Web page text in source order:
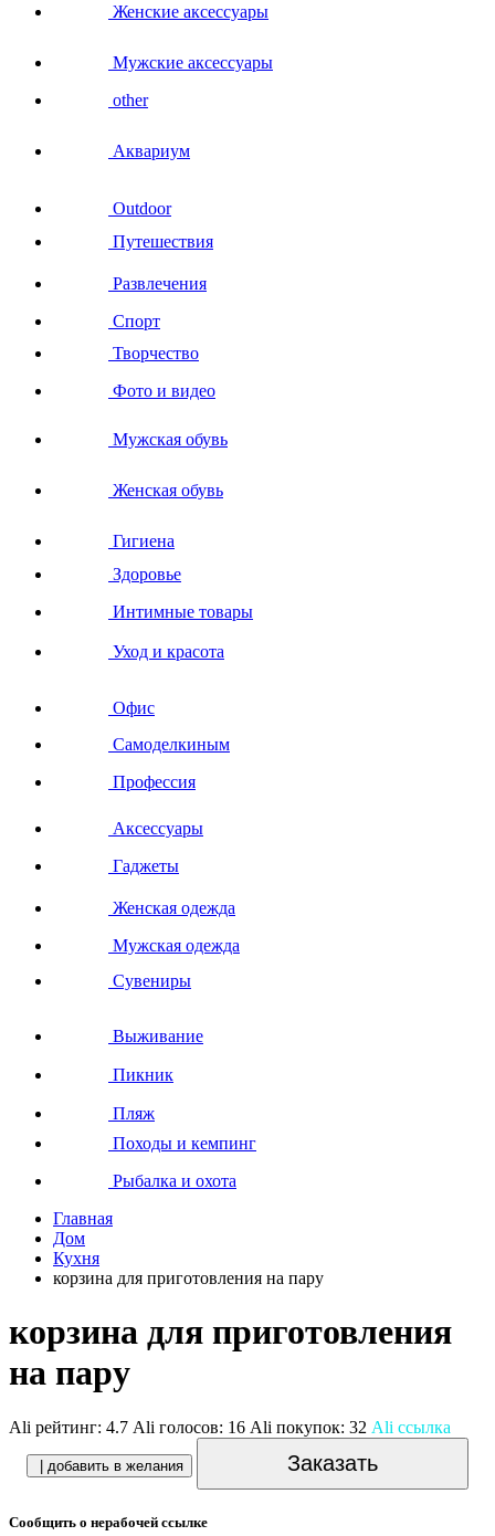
Женские аксессуары
Мужские аксессуары
other
Аквариум
Outdoor
Путешествия
Развлечения
Спорт
Творчество
Фото и видео
Мужская обувь
Женская обувь
Гигиена
Здоровье
Интимные товары
Уход и красота
Офис
Самоделкиным
Профессия
Аксессуары
Гаджеты
Женская одежда
Мужская одежда
Сувениры
Выживание
Пикник
Пляж
Походы и кемпинг
Рыбалка и охота
Главная
Дом
Кухня
корзина для приготовления на пару
корзина для приготовления
на пару
Ali рейтинг: 4.7 Ali голосов: 16 Ali покупок: 32 Ali ссылка
| добавить в желания Заказать
Сообщить о нерабочей ссылке